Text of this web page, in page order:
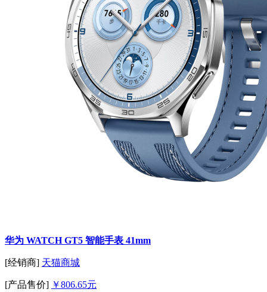
华为 WATCH GT5 智能手表 41mm
[经销商] 天猫商城
[产品售价] ￥806.65元